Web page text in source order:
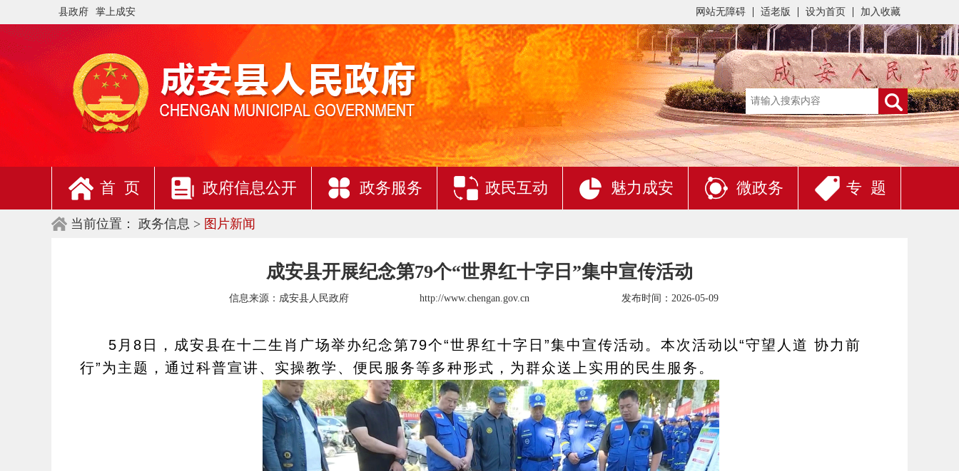
县政府 掌上成安 加入收藏
设为首页
适老版
网站无障碍
首 页 政府信息公开 政务服务 政民互动 魅力成安 微政务 专 题
当前位置： 政务信息 > 图片新闻
成安县开展纪念第79个“世界红十字日”集中宣传活动
信息来源： 成安县人民政府 http://www.chengan.gov.cn 发布时间：2026-05-09
5月8日，成安县在十二生肖广场举办纪念第79个“世界红十字日”集中宣传活动。本次活动以“守望人道 协力前
行”为主题，通过科普宣讲、实操教学、便民服务等多种形式，为群众送上实用的民生服务。